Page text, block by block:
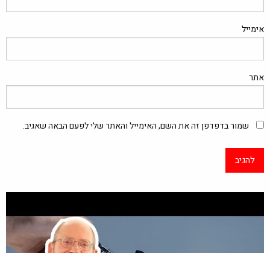
אימייל
אתר
שמור בדפדפן זה את השם, האימייל והאתר שלי לפעם הבאה שאגיב.